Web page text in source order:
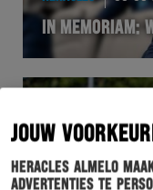
JOUW
Heracles Almelo
advertenties te
IN MEMORIAM: